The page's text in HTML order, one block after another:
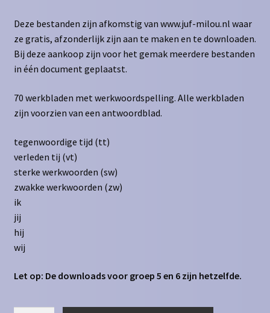
d op
klant
waarderi
ngen
Deze bestanden zijn afkomstig van www.juf-milou.nl waar
ze gratis, afzonderlijk zijn aan te maken en te downloaden.
Bij deze aankoop zijn voor het gemak meerdere bestanden
in één document geplaatst.
70 werkbladen met werkwoordspelling. Alle werkbladen
zijn voorzien van een antwoordblad.
tegenwoordige tijd (tt)
verleden tij (vt)
sterke werkwoorden (sw)
zwakke werkwoorden (zw)
ik
jij
hij
wij
Let op: De downloads voor groep 5 en 6 zijn hetzelfde.